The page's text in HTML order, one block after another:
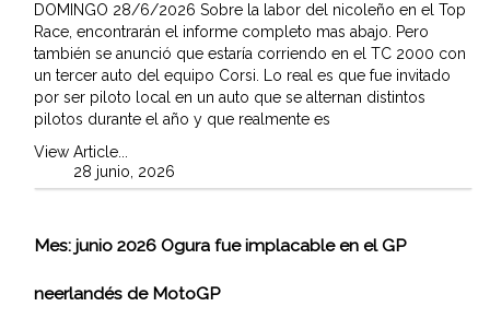
DOMINGO 28/6/2026 Sobre la labor del nicoleño en el Top
Race, encontrarán el informe completo mas abajo. Pero
también se anunció que estaría corriendo en el TC 2000 con
un tercer auto del equipo Corsi. Lo real es que fue invitado
por ser piloto local en un auto que se alternan distintos
pilotos durante el año y que realmente es
View Article...
28 junio, 2026
Mes: junio 2026 Ogura fue implacable en el GP
neerlandés de MotoGP